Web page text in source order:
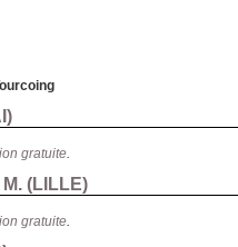
)
gratuite.
(LILLE)
gratuite.